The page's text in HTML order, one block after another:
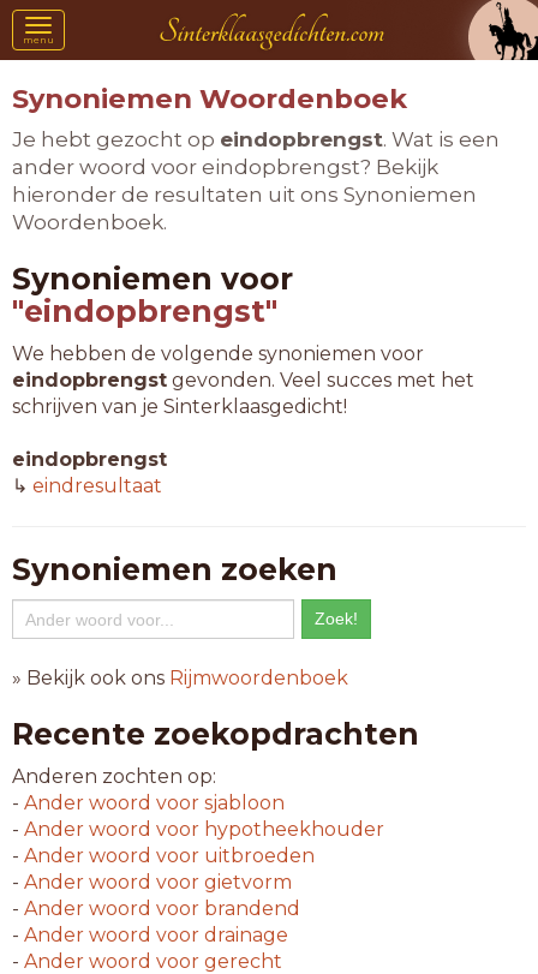
Toggle
navigation
menu
Synoniemen Woordenboek
Je hebt gezocht op eindopbrengst. Wat is een
ander woord voor eindopbrengst? Bekijk
hieronder de resultaten uit ons Synoniemen
Woordenboek.
Synoniemen voor
"eindopbrengst"
We hebben de volgende synoniemen voor
eindopbrengst gevonden. Veel succes met het
schrijven van je Sinterklaasgedicht!
eindopbrengst
↳ eindresultaat
Synoniemen zoeken
» Bekijk ook ons Rijmwoordenboek
Recente zoekopdrachten
Anderen zochten op:
- Ander woord voor sjabloon
- Ander woord voor hypotheekhouder
- Ander woord voor uitbroeden
- Ander woord voor gietvorm
- Ander woord voor brandend
- Ander woord voor drainage
- Ander woord voor gerecht